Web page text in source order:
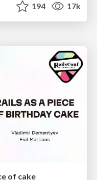
194 17k
of cake